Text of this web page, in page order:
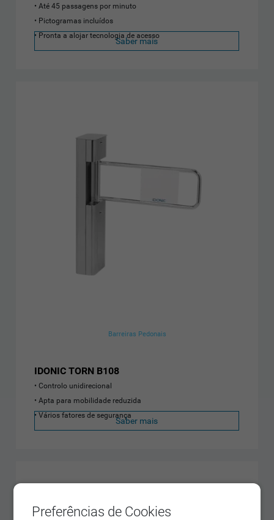
Até 45 passagens por minuto
Pictogramas incluídos
Pronta a alojar tecnologia de acesso
Saber mais
Barreiras Pedonais
IDONIC TORN B108
Controlo unidirecional
Apta para mobilidade reduzida
Vários fatores de segurança
Saber mais
Preferências de Cookies